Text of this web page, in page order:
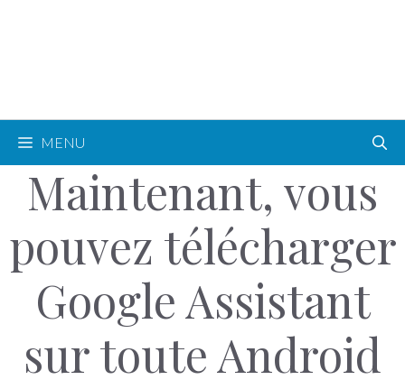
MENU
Maintenant, vous
pouvez télécharger
Google Assistant
sur toute Android